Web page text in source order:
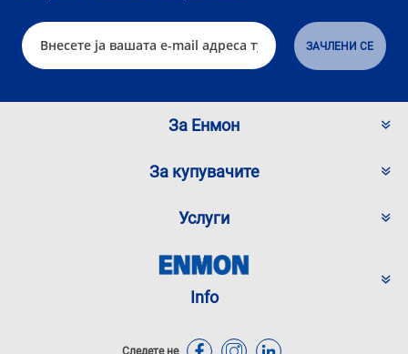
За Енмон
За купувачите
Услуги
Info
Следете не